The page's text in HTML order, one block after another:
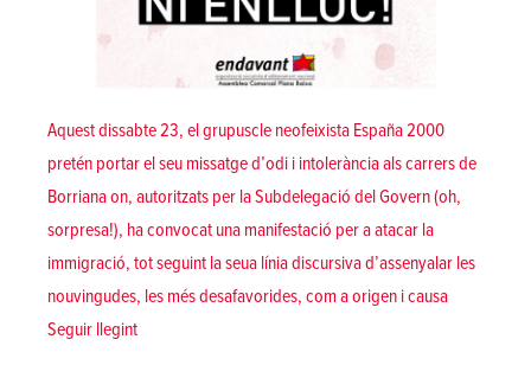
Aquest dissabte 23, el grupuscle neofeixista España 2000
pretén portar el seu missatge d’odi i intolerància als carrers de
Borriana on, autoritzats per la Subdelegació del Govern (oh,
sorpresa!), ha convocat una manifestació per a atacar la
immigració, tot seguint la seua línia discursiva d’assenyalar les
nouvingudes, les més desafavorides, com a origen i causa
Seguir llegint«Alerta ultra a Borriana per una manifestació d’España